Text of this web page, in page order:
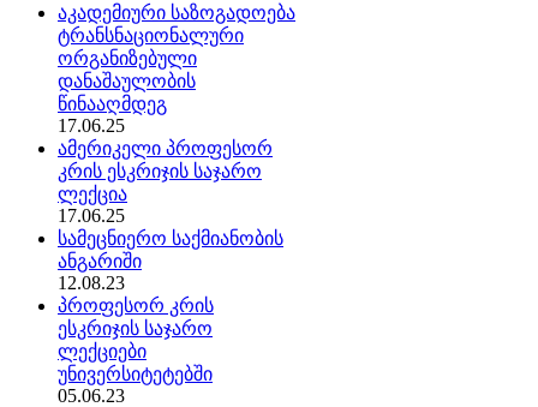
აკადემიური საზოგადოება
ტრანსნაციონალური
ორგანიზებული
დანაშაულობის
წინააღმდეგ
17.06.25
ამერიკელი პროფესორ
კრის ესკრიჯის საჯარო
ლექცია
17.06.25
სამეცნიერო საქმიანობის
ანგარიში
12.08.23
პროფესორ კრის
ესკრიჯის საჯარო
ლექციები
უნივერსიტეტებში
05.06.23